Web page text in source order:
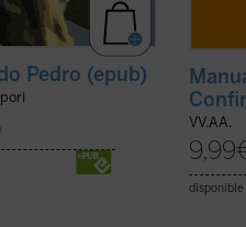
Pedro (epub)
VV.AA.
9,99
disponible